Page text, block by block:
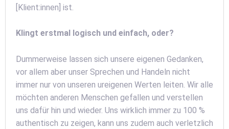
[Klient:innen] ist.
Klingt erstmal logisch und einfach, oder?
Dummerweise lassen sich unsere eigenen Gedanken,
vor allem aber unser Sprechen und Handeln nicht
immer nur von unseren ureigenen Werten leiten. Wir alle
möchten anderen Menschen gefallen und verstellen
uns dafür hin und wieder. Uns wirklich immer zu 100 %
authentisch zu zeigen, kann uns zudem auch verletzlich